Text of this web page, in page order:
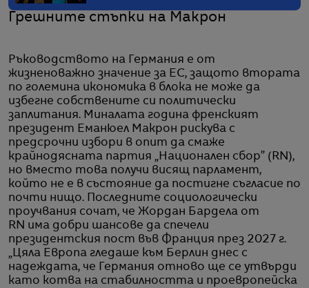
Грешните стъпки на Макрон
Ръководството на Германия е от
жизненоважно значение за ЕС, защото втората
по големина икономика в блока не може да
избегне собствените си политически
заплитания. Миналата година френският
президент Еманюел Макрон рискува с
предсрочни избори в опит да смаже
крайнодясната партия „Национален сбор” (RN),
но вместо това получи висящ парламент,
който не е в състояние да постигне съгласие по
почти нищо. Последните социологически
проучвания сочат, че Жордан Бардела от
RN има добри шансове да спечели
президентския пост във Франция през 2027 г.
„Цяла Европа гледаше към Берлин днес с
надеждата, че Германия отново ще се утвърди
като котва на стабилността и проевропейска